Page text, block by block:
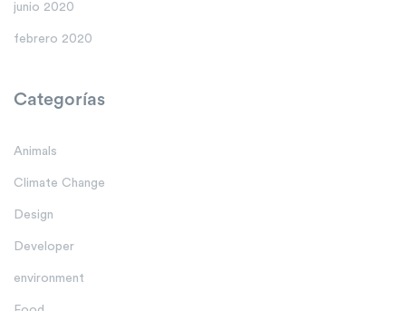
junio 2020
febrero 2020
Categorías
Animals
Climate Change
Design
Developer
environment